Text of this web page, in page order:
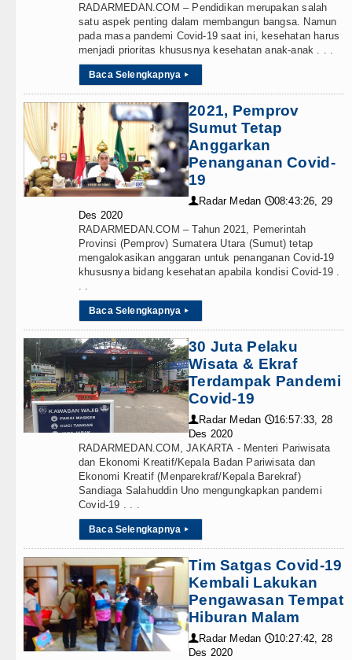
Sebut LSL Pengidap HIV/AIDS
Arsenal Dibungkam Real Betis
Chelsea Tumbang Ditekuk
AC Milan Hanya Bermain
RADARMEDAN.COM – Pendidikan merupakan salah
satu aspek penting dalam membangun bangsa. Namun
pada masa pandemi Covid-19 saat ini, kesehatan harus
menjadi prioritas khususnya kesehatan anak-anak . . .
Baca Selengkapnya ▸
2021, Pemprov
Sumut Tetap
Anggarkan
Penanganan Covid-
19
👤 Radar Medan 🕔08:43:26, 29
Des 2020
RADARMEDAN.COM – Tahun 2021, Pemerintah
Provinsi (Pemprov) Sumatera Utara (Sumut) tetap
mengalokasikan anggaran untuk penanganan Covid-19
khususnya bidang kesehatan apabila kondisi Covid-19 .
. .
Baca Selengkapnya ▸
30 Juta Pelaku
Wisata & Ekraf
Terdampak Pandemi
Covid-19
👤 Radar Medan 🕔16:57:33, 28
Des 2020
RADARMEDAN.COM, JAKARTA - Menteri Pariwisata
dan Ekonomi Kreatif/Kepala Badan Pariwisata dan
Ekonomi Kreatif (Menparekraf/Kepala Barekraf)
Sandiaga Salahuddin Uno mengungkapkan pandemi
Covid-19 . . .
Baca Selengkapnya ▸
Tim Satgas Covid-19
Kembali Lakukan
Pengawasan Tempat
Hiburan Malam
👤 Radar Medan 🕔10:27:42, 28
Des 2020